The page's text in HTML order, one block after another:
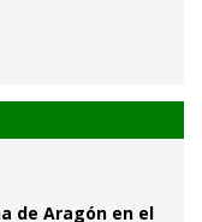
de Aragón en el